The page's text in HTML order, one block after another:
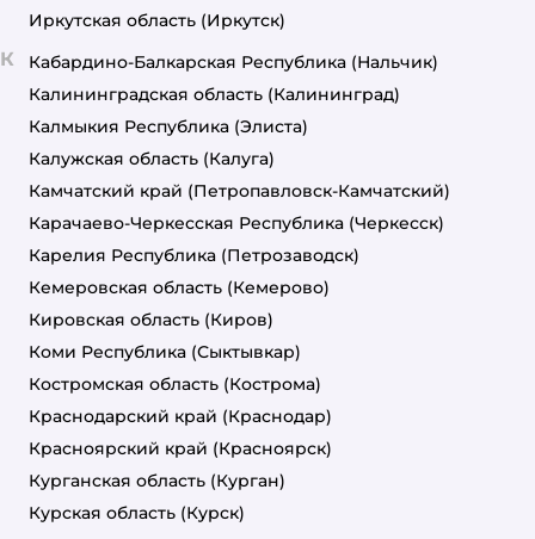
Иркутская область (Иркутск)
К Кабардино-Балкарская Республика (Нальчик)
Калининградская область (Калининград)
Калмыкия Республика (Элиста)
Калужская область (Калуга)
Камчатский край (Петропавловск-Камчатский)
Карачаево-Черкесская Республика (Черкесск)
Карелия Республика (Петрозаводск)
Кемеровская область (Кемерово)
Кировская область (Киров)
Коми Республика (Сыктывкар)
Костромская область (Кострома)
Краснодарский край (Краснодар)
Красноярский край (Красноярск)
Курганская область (Курган)
Курская область (Курск)